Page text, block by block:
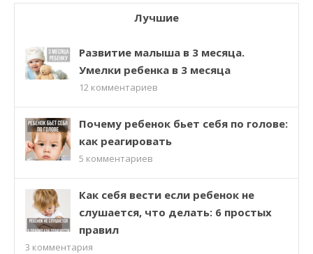
Лучшие
Развитие малыша в 3 месяца.
Умелки ребенка в 3 месяца
12 комментариев
Почему ребенок бьет себя по голове:
как реагировать
5 комментариев
Как себя вести если ребенок не
слушается, что делать: 6 простых
правил
3 комментария